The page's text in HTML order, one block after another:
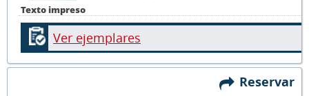
Texto impreso
Ver ejemplares
Reservar